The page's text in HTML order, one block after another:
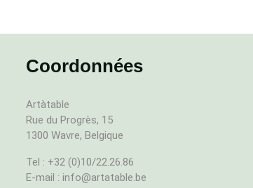
Coordonnées
Artàtable
Rue du Progrès, 15
1300 Wavre, Belgique
Tel : +32 (0)10/22.26.86
E-mail : info@artatable.be